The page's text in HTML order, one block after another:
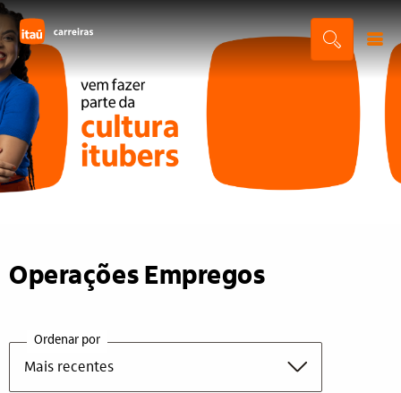
Ordenar por
Operações Empregos